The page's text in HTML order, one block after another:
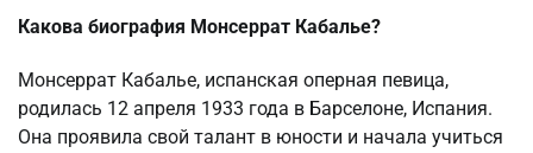
Какова биография Монсеррат Кабалье?
Монсеррат Кабалье, испанская оперная певица,
родилась 12 апреля 1933 года в Барселоне, Испания.
Она проявила свой талант в юности и начала учиться